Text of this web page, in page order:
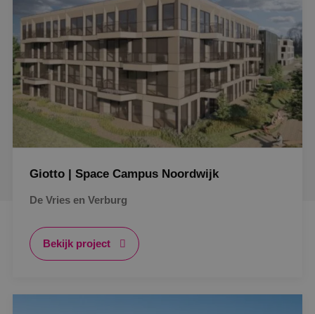
Giotto | Space Campus Noordwijk
De Vries en Verburg
Bekijk project